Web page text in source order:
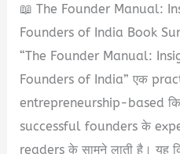
📖 The Founder Manual:
Founders of India Book
“The Founder Manual:
Founders of India” एक
entrepreneurship-based
successful founders के
readers के सामने लाती है। यह